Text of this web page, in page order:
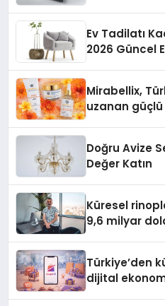
Ev Tadilatı
2026 Güncel
Mirabellix,
uzanan
Doğru Avize
Değer Katın
Küresel
9,6 milyar
Türkiye’den
dijital